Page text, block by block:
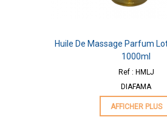
Huile De Massage Parfum
1000ml
Ref : HMLJ
DIAFAMA
AFFICHER PLUS